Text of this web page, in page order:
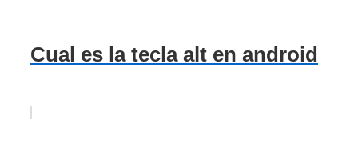
Cual es la tecla alt en android